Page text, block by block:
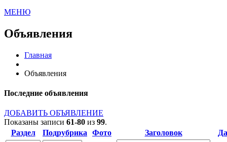
МЕНЮ
Объявления
Главная
Объявления
Последние объявления
ДОБАВИТЬ ОБЪЯВЛЕНИЕ
Показаны записи 61-80 из 99.
Раздел
Подрубрика Фото Заголовок